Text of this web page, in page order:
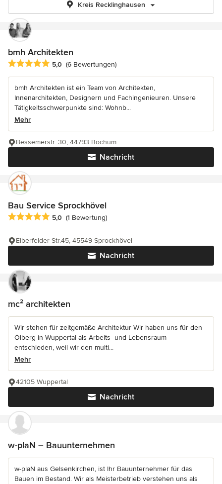
Kreis Recklinghausen
bmh Architekten
Durchschnittliche Bewertung: 5 von 5 Sternen
5,0 (6 Bewertungen)
bmh Architekten ist ein Team von Architekten,
Innenarchitekten, Designern und Fachingenieuren. Unsere
Tätigkeitsschwerpunkte sind: Wohnb...
Mehr
Nachricht
Bessemerstr. 30, 44793 Bochum
Bau Service Sprockhövel
Durchschnittliche Bewertung: 5 von 5 Sternen
5,0 (1 Bewertung)
Nachricht
Elberfelder Str.45, 45549 Sprockhövel
mc² architekten
Wir stehen für zeitgemäße Architektur Wir haben uns für den
Ölberg in Wuppertal als Arbeits- und Lebensraum
entschieden, weil wir den multi...
Mehr
Nachricht
42105 Wuppertal
w-plaN – Bauunternehmen
w-plaN aus Gelsenkirchen, ist Ihr Bauunternehmer für das
Bauen im Bestand. Wir als Meisterbetrieb verstehen uns als